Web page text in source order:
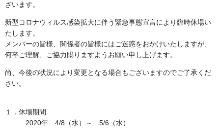
ざいます。
新型コロナウィルス感染拡大に伴う緊急事態宣言により臨時休場い
たします。
メンバーの皆様、関係者の皆様にはご迷惑をおかけいたしますが、
何卒ご理解、ご協力賜りますようお願い申し上げます。
尚、今後の状況により変更となる場合もございますのでご了承くだ
さい。
１．休場期間
2020年 4/8（水）～ 5/6（水）